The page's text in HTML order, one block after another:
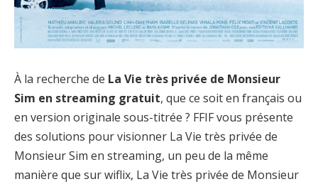
À la recherche de La Vie très privée de Monsieur
Sim en streaming gratuit, que ce soit en français ou
en version originale sous-titrée ? FFIF vous présente
des solutions pour visionner La Vie très privée de
Monsieur Sim en streaming, un peu de la même
manière que sur wiflix, La Vie très privée de Monsieur